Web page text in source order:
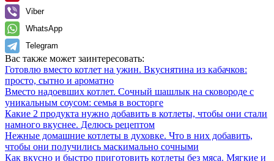
Viber
WhatsApp
Telegram
Вас также может заинтересовать:
Готовлю вместо котлет на ужин. Вкуснятина из кабачков:
просто, сытно и ароматно
Вместо надоевших котлет. Сочный шашлык на сковороде с
уникальным соусом: семья в восторге
Какие 2 продукта нужно добавить в котлеты, чтобы они стали
намного вкуснее. Делюсь рецептом
Нежные домашние котлеты в духовке. Что в них добавить,
чтобы они получились маскимально сочными
Как вкусно и быстро приготовить котлеты без мяса. Мягкие и